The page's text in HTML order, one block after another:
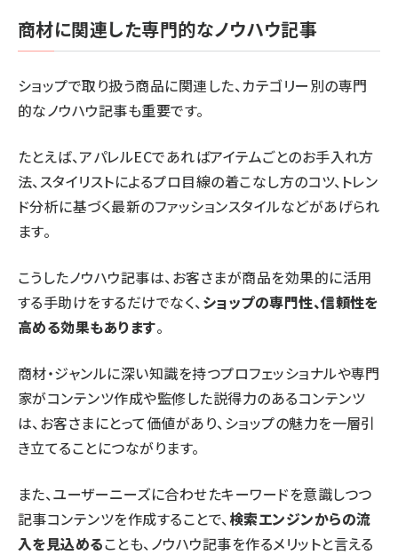
商材に関連した専門的なノウハウ記事
ショップで取り扱う商品に関連した、カテゴリー別の専門
的なノウハウ記事も重要です。
たとえば、アパレルECであればアイテムごとのお手入れ方
法、スタイリストによるプロ目線の着こなし方のコツ、トレン
ド分析に基づく最新のファッションスタイルなどがあげられ
ます。
こうしたノウハウ記事は、お客さまが商品を効果的に活用
する手助けをするだけでなく、ショップの専門性、信頼性を
高める効果もあります。
商材・ジャンルに深い知識を持つプロフェッショナルや専門
家がコンテンツ作成や監修した説得力のあるコンテンツ
は、お客さまにとって価値があり、ショップの魅力を一層引
き立てることにつながります。
また、ユーザーニーズに合わせたキーワードを意識しつつ
記事コンテンツを作成することで、検索エンジンからの流
入を見込めることも、ノウハウ記事を作るメリットと言える